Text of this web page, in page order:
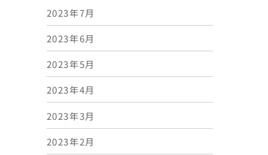
2023年7月
2023年6月
2023年5月
2023年4月
2023年3月
2023年2月